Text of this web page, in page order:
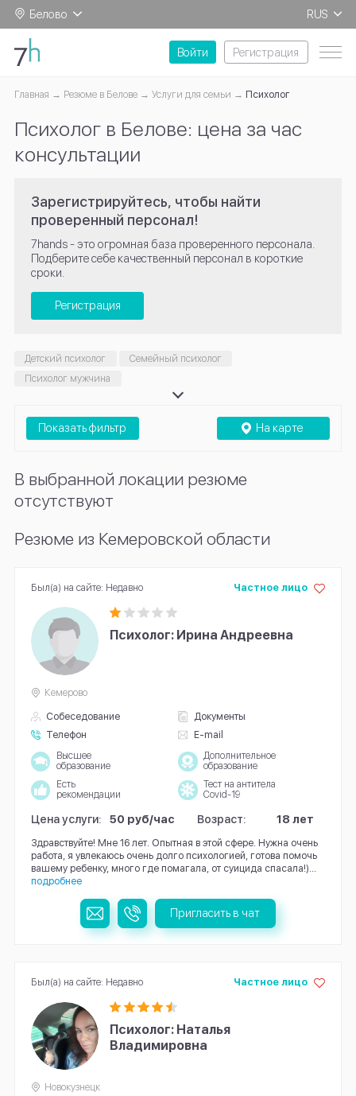
Белово
RUS
EN
Войти
Регистрация
Главная Резюме в Белове Услуги для семьи Психолог
Психолог в Белове: цена за час
консультации
Зарегистрируйтесь, чтобы найти
проверенный персонал!
7hands - это огромная база проверенного персонала.
Подберите себе качественный персонал в короткие
сроки.
Регистрация
Детский психолог
Семейный психолог
Психолог мужчина
На карте
Показать фильтр
В выбранной локации резюме
отсутствуют
Резюме из Кемеровской области
Психолог: Ирина Андреевна
Собеседование
Документы
Телефон
E-mail
Частное лицо
Кемерово
Высшее
образование
Дополнительное
образование
Есть
рекомендации
Тест на антитела
Covid-19
Цена услуги: 50 руб/час Возраст: 18 лет
Здравствуйте! Мне 16 лет. Опытная в этой сфере. Нужна очень
работа, я увлекаюсь очень долго психологией, готова помочь
вашему ребенку, много где помагала, от суицида спасала!)...
подробнее
Был(а) на сайте: Недавно
Пригласить в чат
Психолог: Наталья
Владимировна
Частное лицо
Новокузнецк
Был(а) на сайте: Недавно